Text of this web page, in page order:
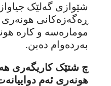
شێوازی گەلێک
ڕەگەزەکانی هونەری
مومارەسە و کارە
بەردەوام دەبن.
چ شتێک کاریگەری
هونەری ئەم